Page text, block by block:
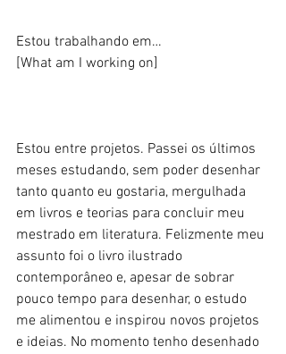
Estou trabalhando em…
[What am I working on]
Estou entre projetos. Passei os últimos
meses estudando, sem poder desenhar
tanto quanto eu gostaria, mergulhada
em livros e teorias para concluir meu
mestrado em literatura. Felizmente meu
assunto foi o livro ilustrado
contemporâneo e, apesar de sobrar
pouco tempo para desenhar, o estudo
me alimentou e inspirou novos projetos
e ideias. No momento tenho desenhado